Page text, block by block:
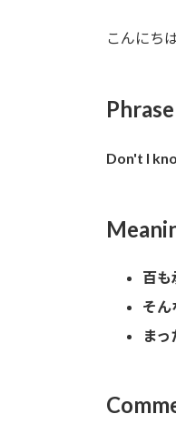
こんにち
Don't I
百も
そん
まっ